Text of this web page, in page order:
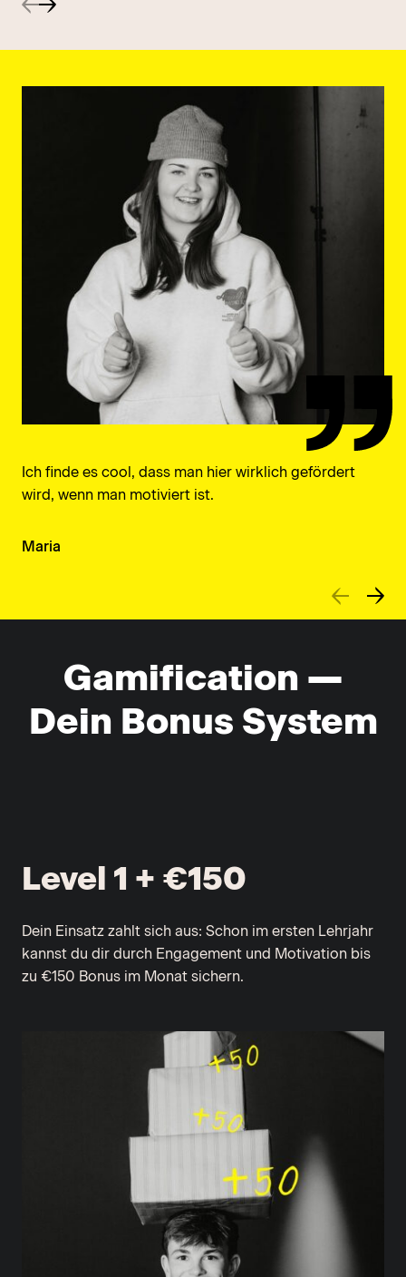
Ich finde es cool, dass man hier wirklich gefördert
wird, wenn man motiviert ist.
Maria
Gamification —
Dein Bonus System
Level 1 + €150
Dein Einsatz zahlt sich aus: Schon im ersten Lehrjahr
kannst du dir durch Engagement und Motivation bis
zu €150 Bonus im Monat sichern.